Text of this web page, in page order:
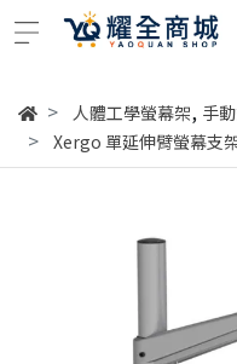
人體工學螢幕架, 手
Xergo 單延伸臂螢幕支